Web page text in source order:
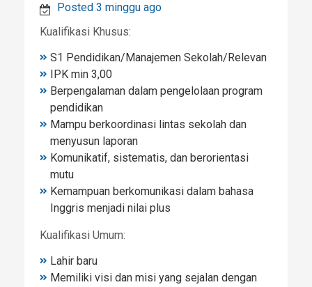
Posted 3 minggu ago
Kualifikasi Khusus:
S1 Pendidikan/Manajemen Sekolah/Relevan
IPK min 3,00
Berpengalaman dalam pengelolaan program
pendidikan
Mampu berkoordinasi lintas sekolah dan
menyusun laporan
Komunikatif, sistematis, dan berorientasi
mutu
Kemampuan berkomunikasi dalam bahasa
Inggris menjadi nilai plus
Kualifikasi Umum:
Lahir baru
Memiliki visi dan misi yang sejalan dengan